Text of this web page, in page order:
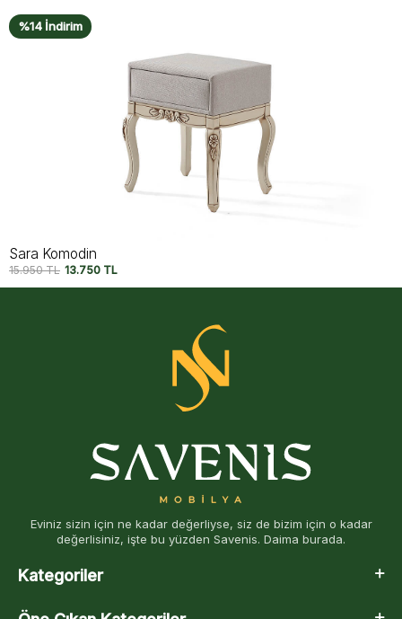
Eviniz sizin için ne kadar değerliyse, siz de bizim için o kadar
değerlisiniz, işte bu yüzden Savenis. Daima burada.
Kategoriler